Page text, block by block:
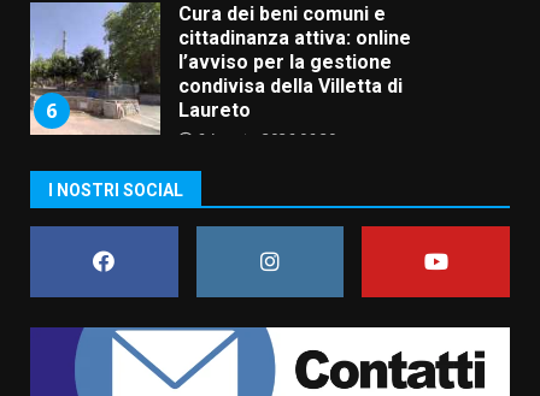
6
Cura dei beni comuni e
cittadinanza attiva: online
l’avviso per la gestione
condivisa della Villetta di
Laureto
6 Agosto 2026 06:20
assoluta de “L’Albergo
Belvedere. Il rapimento”
6 Agosto 2026 06:15
Rivoluzione”: nuovo
appuntamento con “Fasano in
I NOSTRI SOCIAL